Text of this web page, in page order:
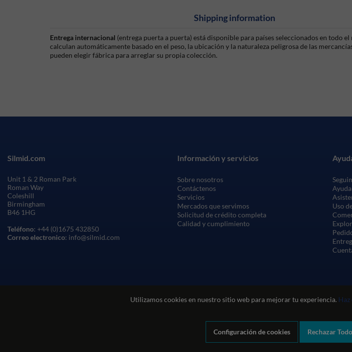
Utilizamos cookies en nuestro sitio web para mejorar tu experiencia.
Configuración de cookies Rechazar Todo
Shipping information
Entrega internacional (entrega puerta a puerta) está disponible para países seleccionados en todo el
calculan automáticamente basado en el peso, la ubicación y la naturaleza peligrosa de las
pueden elegir fábrica para arreglar su propia colección.
Información y servicios
Sobre nosotros
Contáctenos
Servicios
Mercados que servimos
Solicitud de crédito completa
Calidad y cumplimiento
Ayuda
Uso
Silmid.com
Unit 1 & 2 Roman Park
Roman Way
Coleshill
Birmingham
B46 1HG
Teléfono: +44 (0)1675 432850
Correo electronico: info@silmid.com